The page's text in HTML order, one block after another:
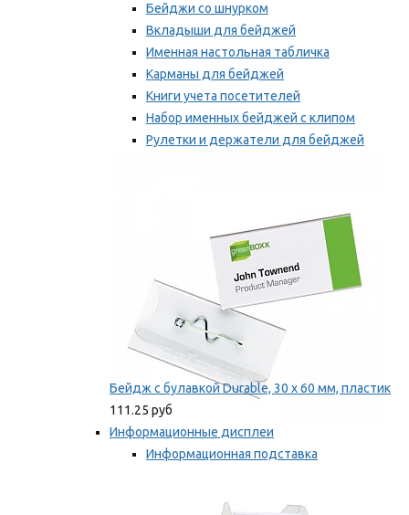
Бейджи со шнурком
Вкладыши для бейджей
Именная настольная табличка
Карманы для бейджей
Книги учета посетителей
Набор именных бейджей с клипом
Рулетки и держатели для бейджей
Бейдж с булавкой Durable, 30 х 60 мм, пластик
111.25 руб
Информационные дисплеи
Информационная подставка